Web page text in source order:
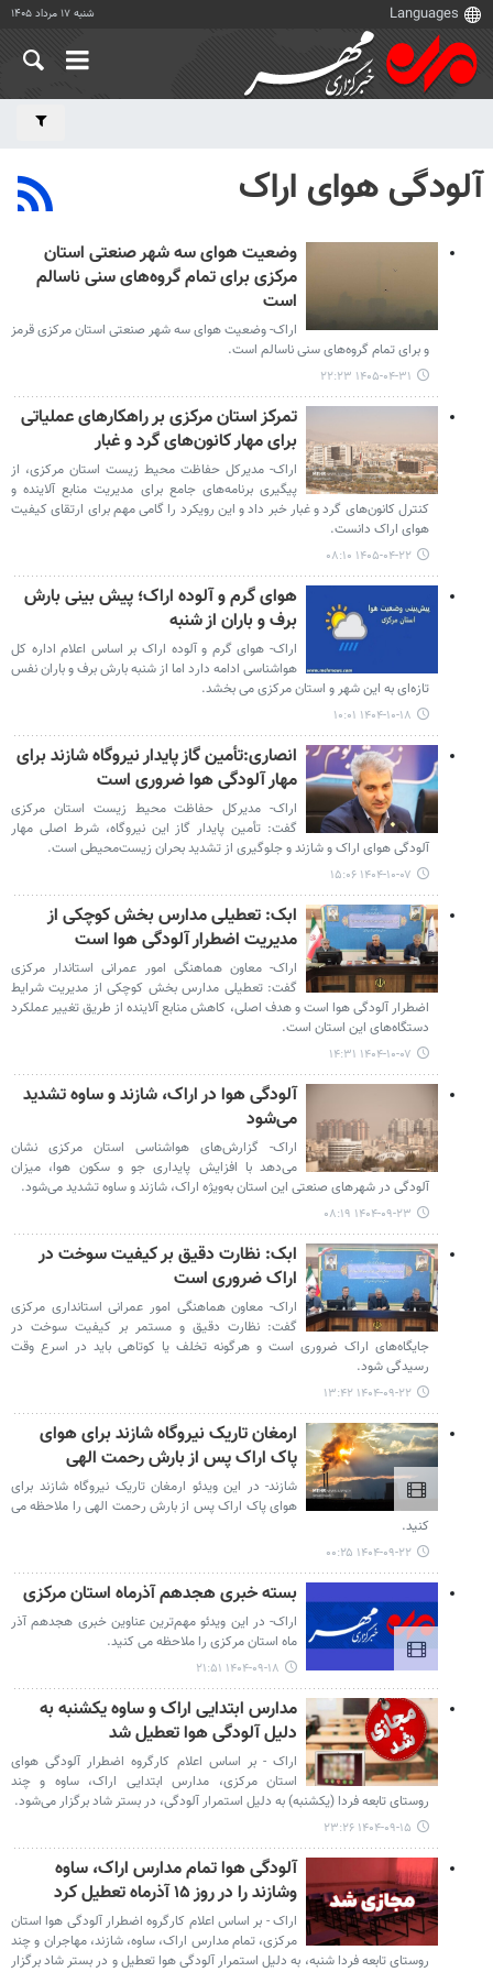
شنبه ۱۷ مرداد ۱۴۰۵
آلودگی هوای اراک
وضعیت هوای سه شهر صنعتی استان
مرکزی برای تمام گروه‌های سنی ناسالم
است
اراک- وضعیت هوای سه شهر صنعتی استان مرکزی قرمز
و برای تمام گروه‌های سنی ناسالم است.
۱۴۰۵-۰۴-۳۱ ۲۲:۲۳
تمرکز استان مرکزی بر راهکارهای عملیاتی
برای مهار کانون‌های گرد و غبار
اراک- مدیرکل حفاظت محیط زیست استان مرکزی، از
پیگیری برنامه‌های جامع برای مدیریت منابع آلاینده و
کنترل کانون‌های گرد و غبار خبر داد و این رویکرد را گامی مهم برای ارتقای کیفیت
هوای اراک دانست.
۱۴۰۵-۰۴-۲۲ ۰۸:۱۰
هوای گرم و آلوده اراک؛ پیش بینی بارش
برف و باران از شنبه
اراک- هوای گرم و آلوده اراک بر اساس اعلام اداره کل
هواشناسی ادامه دارد اما از شنبه بارش برف و باران نفس
تازه‌ای به این شهر و استان مرکزی می بخشد.
۱۴۰۴-۱۰-۱۸ ۱۰:۰۱
انصاری:تأمین گاز پایدار نیروگاه شازند برای
مهار آلودگی هوا ضروری است
اراک- مدیرکل حفاظت محیط زیست استان مرکزی
گفت: تأمین پایدار گاز این نیروگاه، شرط اصلی مهار
آلودگی هوای اراک و شازند و جلوگیری از تشدید بحران زیست‌محیطی است.
۱۴۰۴-۱۰-۰۷ ۱۵:۰۶
ابک: تعطیلی مدارس بخش کوچکی از
مدیریت اضطرار آلودگی هوا است
اراک- معاون هماهنگی امور عمرانی استاندار مرکزی
گفت: تعطیلی مدارس بخش کوچکی از مدیریت شرایط
اضطرار آلودگی هوا است و هدف اصلی، کاهش منابع آلاینده از طریق تغییر عملکرد
دستگاه‌های این استان است.
۱۴۰۴-۱۰-۰۷ ۱۴:۳۱
آلودگی هوا در اراک، شازند و ساوه تشدید
می‌شود
اراک- گزارش‌های هواشناسی استان مرکزی نشان
می‌دهد با افزایش پایداری جو و سکون هوا، میزان
آلودگی در شهرهای صنعتی این استان به‌ویژه اراک، شازند و ساوه تشدید می‌شود.
۱۴۰۴-۰۹-۲۳ ۰۸:۱۹
ابک: نظارت دقیق بر کیفیت سوخت در
اراک ضروری است
اراک- معاون هماهنگی امور عمرانی استانداری مرکزی
گفت: نظارت دقیق و مستمر بر کیفیت سوخت در
جایگاه‌های اراک ضروری است و هرگونه تخلف یا کوتاهی باید در اسرع وقت
رسیدگی شود.
۱۴۰۴-۰۹-۲۲ ۱۳:۴۲
ارمغان تاریک نیروگاه شازند برای هوای
پاک اراک پس از بارش رحمت الهی
شازند- در این ویدئو ارمغان تاریک نیروگاه شازند برای
هوای پاک اراک پس از بارش رحمت الهی را ملاحظه می
کنید.
۱۴۰۴-۰۹-۲۲ ۰۰:۲۵
بسته خبری هجدهم آذرماه استان مرکزی
اراک- در این ویدئو مهم‌ترین عناوین خبری هجدهم آذر
ماه استان مرکزی را ملاحظه می کنید.
۱۴۰۴-۰۹-۱۸ ۲۱:۵۱
مدارس ابتدایی اراک و ساوه یکشنبه به
دلیل آلودگی هوا تعطیل شد
اراک - بر اساس اعلام کارگروه اضطرار آلودگی هوای
استان مرکزی، مدارس ابتدایی اراک، ساوه و چند
روستای تابعه فردا (یکشنبه) به دلیل استمرار آلودگی، در بستر شاد برگزار می‌شود.
۱۴۰۴-۰۹-۱۵ ۲۳:۲۶
آلودگی هوا تمام مدارس اراک، ساوه
وشازند را در روز ۱۵ آذرماه تعطیل کرد
اراک - بر اساس اعلام کارگروه اضطرار آلودگی هوا استان
مرکزی، تمام مدارس اراک، ساوه، شازند، مهاجران و چند
روستای تابعه فردا شنبه، به دلیل استمرار آلودگی هوا تعطیل و در بستر شاد برگزار